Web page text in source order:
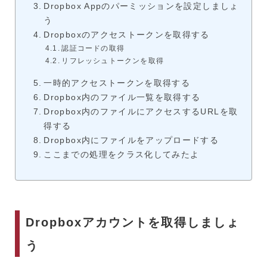
Dropbox Appのパーミッションを設定しましょ
う
Dropboxのアクセストークンを取得する
認証コードの取得
リフレッシュトークンを取得
一時的アクセストークンを取得する
Dropbox内のファイル一覧を取得する
Dropbox内のファイルにアクセスするURLを取
得する
Dropbox内にファイルをアップロードする
ここまでの処理をクラス化してみたよ
Dropboxアカウントを取得しましょ
う